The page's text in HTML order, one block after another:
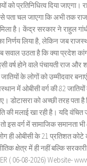
को प्रतिनिधित्व दिया जाएगा।
पता चल जाएगा कि अभी तक
मिला है। केंद्र सरकार ने राहुल
लिया है, लेकिन जब
सवाल उठता है कि क्या प्रदेश
वर्ष होने वाले पंचायती राज और
के लोगों को उम्मीदवार
में ओबीसी वर्ग की 82
डोटासरा को अच्छी तरह पता
की मलाई खा रही है। यदि वंचित
इस वर्ग में सामाजिक समानता
ही ओबीसी के 21 प्रतिशत कोटे
क्षेत्र में ही नहीं बल्कि
( 06-08-2026) Website-